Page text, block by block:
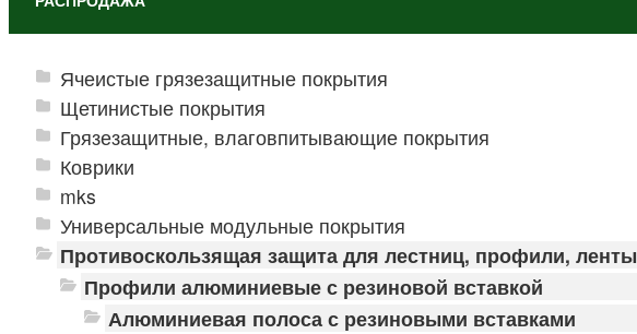
Ячеистые грязезащитные покрытия
Щетинистые покрытия
Грязезащитные, влаговпитывающие покрытия
Коврики
mks
Универсальные модульные покрытия
Противоскользящая защита для лестниц, профили, ленты
Профили алюминиевые с резиновой вставкой
Алюминиевая полоса с резиновыми вставками